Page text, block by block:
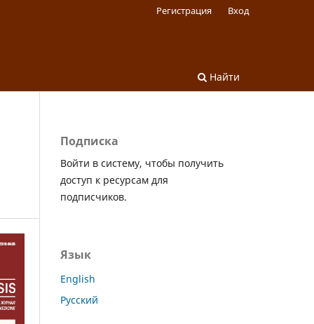
Найти
Регистрация Вход
Подписка
Войти в систему, чтобы получить
доступ к ресурсам для
подписчиков.
Язык
English
Русский